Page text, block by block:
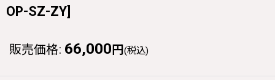
OP-SZ-ZY]
販売価格: 66,000 円 (税込)